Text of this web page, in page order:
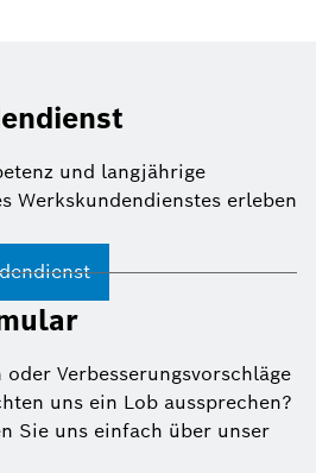
und langjährige
Werkskundendienstes erleben
oder Verbesserungsvorschläge
uns ein Lob aussprechen?
Sie uns einfach über unser